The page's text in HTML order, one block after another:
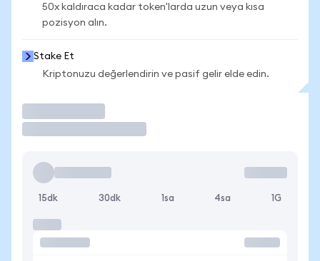
50x kaldıraca kadar token'larda uzun veya kısa
pozisyon alın.
Stake Et
Kriptonuzu değerlendirin ve pasif gelir elde edin.
15dk 30dk 1sa 4sa 1G